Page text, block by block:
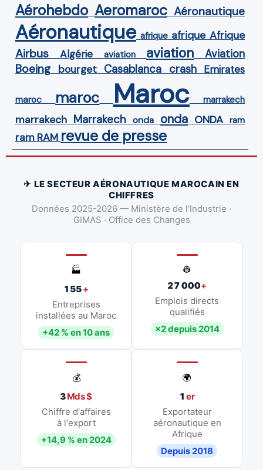
Aérohebdo Aeromaroc Aéronautique
Aéronautique afrique afrique Afrique
Airbus Algérie aviation aviation Aviation
Boeing bourget Casablanca crash Emirates
maroc maroc Maroc marrakech
marrakech Marrakech onda onda ONDA ram
ram RAM revue de presse
✈ LE SECTEUR AÉRONAUTIQUE MAROCAIN EN
CHIFFRES
Données 2025-2026 — Ministère de l'Industrie ·
GIMAS · Office des Changes
🏭
155+
Entreprises
installées au Maroc
+42 % en 10 ans
👷
27 000+
Emplois directs
qualifiés
×2 depuis 2014
💰
3Mds $
Chiffre d'affaires
à l'export
+14,9 % en 2024
🌍
1 er
Exportateur
aéronautique en
Afrique
Depuis 2018